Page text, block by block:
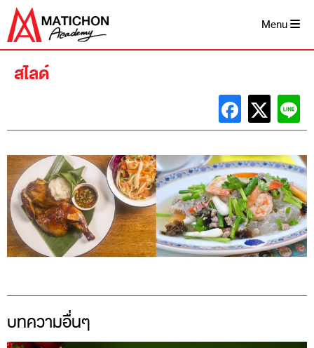
Skip
content
Menu
สไลด์
บทความอื่นๆ